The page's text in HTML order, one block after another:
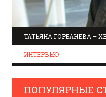
ТАТЬЯНА ГОРБАНЕВА –
ИНТЕРВЬЮ
ПОПУЛЯРНЫЕ